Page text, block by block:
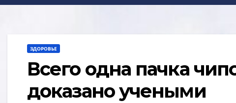
ЗДОРОВЬЕ
Всего одна пачка
доказано учеными